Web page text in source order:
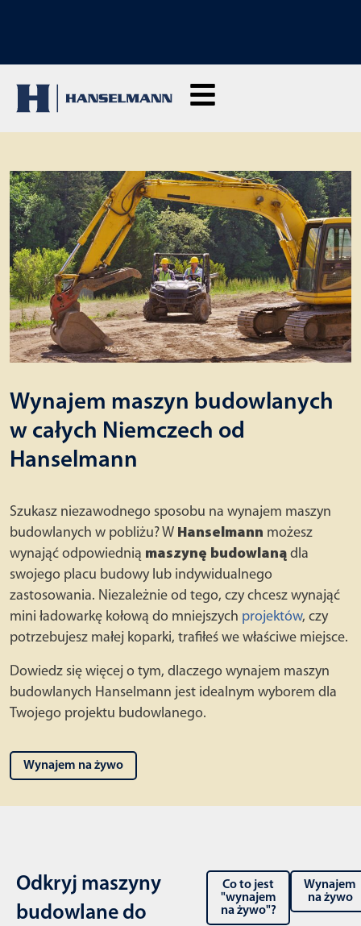
Wynajem maszyn budowlanych
w całych Niemczech od
Hanselmann
Szukasz niezawodnego sposobu na wynajem maszyn
budowlanych w pobliżu? W Hanselmann możesz
wynająć odpowiednią maszynę budowlaną dla
swojego placu budowy lub indywidualnego
zastosowania. Niezależnie od tego, czy chcesz wynająć
mini ładowarkę kołową do mniejszych projektów, czy
potrzebujesz małej koparki, trafiłeś we właściwe miejsce.
Dowiedz się więcej o tym, dlaczego wynajem maszyn
budowlanych Hanselmann jest idealnym wyborem dla
Twojego projektu budowlanego.
Wynajem na żywo
Odkryj maszyny
budowlane do
Co to jest
"wynajem
na żywo"?
Wynajem
na żywo